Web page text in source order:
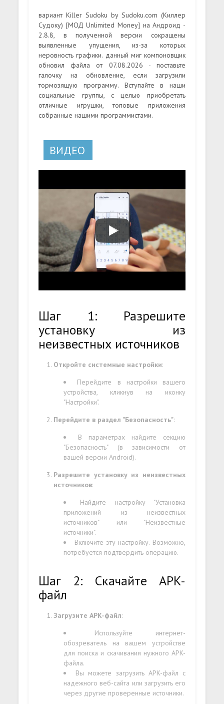
вариант Killer Sudoku by Sudoku.com (Киллер
Судоку) [МОД Unlimited Money] на Андроид -
2.8.8, в полученной версии сокращены
выявленные упущения, из-за которых
неровность графики. данный миг компоновщик
обновил файла от 07.08.2026 - поставьте
галочку на обновление, если загрузили
тормозящую программу. Вступайте в наши
социальные группы, с целью приобретать
отличные игрушки, топовые приложения
собранные нашими программистами.
ВИДЕО
Шаг 1: Разрешите
установку из
неизвестных источников
Откройте системные настройки:
Перейдите в настройки вашего
устройства, кликнув на иконку
"Настройки".
Перейдите в раздел "Безопасность":
В параметрах найдите секцию
"Безопасность" (в зависимости от
вашей версии Android).
Разрешите установку из неизвестных
источников:
Найдите настройку "Установка
приложений из неизвестных
источников" или "Неизвестные
источники".
Включите эту настройку. Возможно,
потребуется подтвердить операцию.
Шаг 2: Скачайте APK-
файл
Загрузите APK-файл:
Используйте интернет-
обозреватель на вашем устройстве
для поиска и скачивания нужного APK-
файла.
Вы можете загрузить APK-файл с
надежного веб-сайта или загрузить его
через другие проверенные источники.